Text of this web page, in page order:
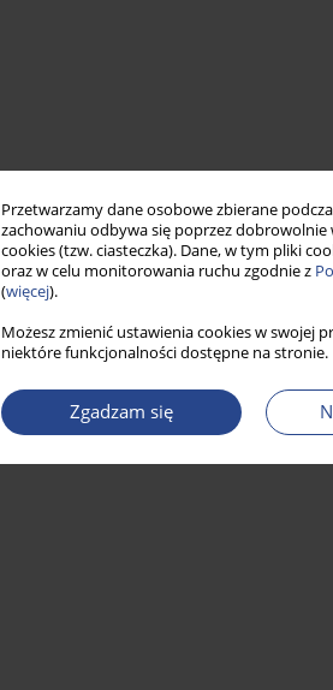
Przetwarzamy dane osobowe zbierane
zachowaniu odbywa się poprzez
cookies (tzw. ciasteczka). Dane, w tym pliki
oraz w celu monitorowania ruchu zgodnie z
(więcej).
Możesz zmienić ustawienia cookies w swojej
niektóre funkcjonalności dostępne na stronie.
Zgadzam się